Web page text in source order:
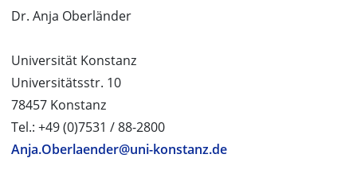
Dr. Anja Oberländer
Universität Konstanz
Universitätsstr. 10
78457 Konstanz
Tel.: +49 (0)7531 / 88-2800
Anja.Oberlaender@uni-konstanz.de